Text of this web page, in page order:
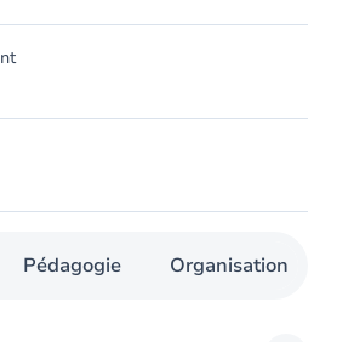
Pédagogie Organisation